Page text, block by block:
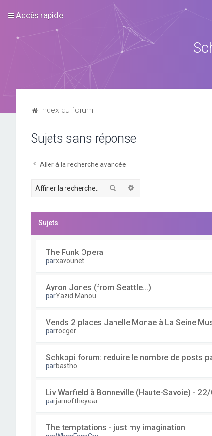
Accès rapide
Index du forum
Sujets sans réponse
Aller à la recherche avancée
Rechercher
Sujets
The Funk Opera
parxavounet
Ayron Jones (from Seattle...)
parYazid Manou
Vends 2 places Janelle Monae à La Seine
parrodger
Schkopi forum: reduire le nombre de posts
parbastho
Liv Warfield à Bonneville (Haute-Savoie) -
parjamoftheyear
The temptations - just my imagination